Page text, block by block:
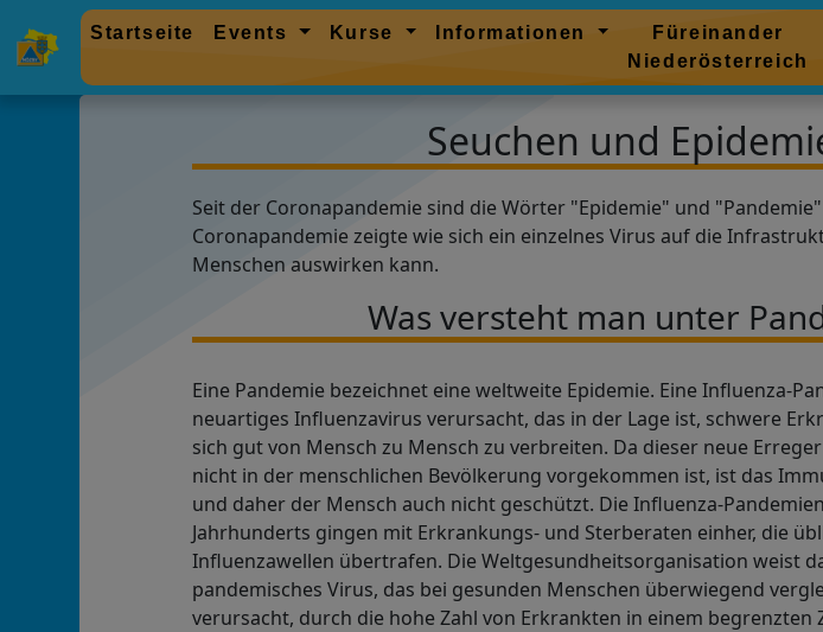
Startseite Events Kurse Informationen
Füreinander
Niederösterreich
Seuchen und
Seit der Coronapandemie sind die Wörter "Epidemie" und
Coronapandemie zeigte wie sich ein einzelnes Virus auf die
Menschen auswirken kann.
Was versteht man unter
Eine Pandemie bezeichnet eine weltweite Epidemie. Eine Influenza-
neuartiges Influenzavirus verursacht, das in der Lage ist, schwere
sich gut von Mensch zu Mensch zu verbreiten. Da dieser neue
nicht in der menschlichen Bevölkerung vorgekommen ist, ist das
und daher der Mensch auch nicht geschützt. Die Influenza-
Jahrhunderts gingen mit Erkrankungs- und Sterberaten einher, die
Influenzawellen übertrafen. Die Weltgesundheitsorganisation weist
pandemisches Virus, das bei gesunden Menschen überwiegend
verursacht, durch die hohe Zahl von Erkrankten in einem begrenzten